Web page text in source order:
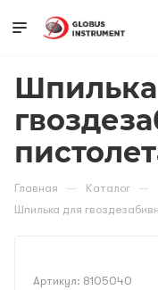
Главная — Каталог —
Шпилька для
Артикул: 8105040